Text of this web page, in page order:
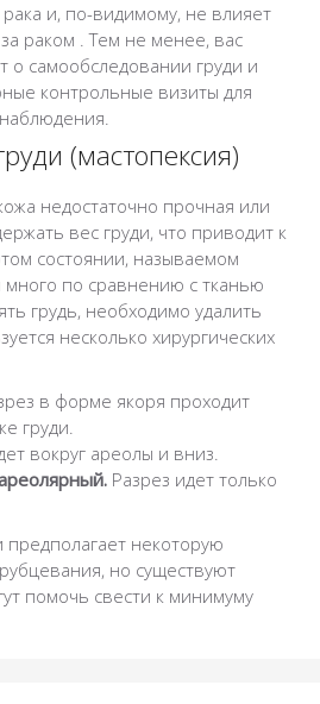
и, по-видимому, не влияет
раком .Тем не менее, вас
о самообследовании груди и
контрольные визиты для
наблюдения.
(мастопексия)
недостаточно прочная или
вес груди, что приводит к
состоянии, называемом
по сравнению с тканью
грудь, необходимо удалить
несколько хирургических
в форме якоря проходит
груди.
вокруг ареолы и вниз.
Разрез идет только
предполагает некоторую
но существуют
помочь свести к минимуму